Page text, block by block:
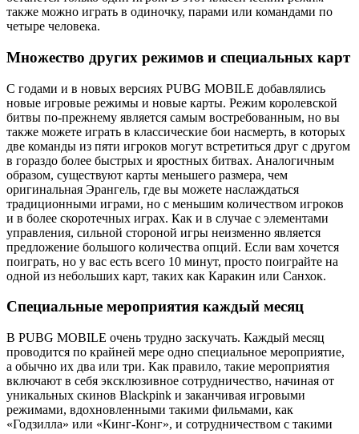
также можно играть в одиночку, парами или командами по
четыре человека.
Множество других режимов и специальных карт
С годами и в новых версиях PUBG MOBILE добавлялись
новые игровые режимы и новые карты. Режим королевской
битвы по-прежнему является самым востребованным, но вы
также можете играть в классические бои насмерть, в которых
две команды из пяти игроков могут встретиться друг с другом
в гораздо более быстрых и яростных битвах. Аналогичным
образом, существуют карты меньшего размера, чем
оригинальная Эрангель, где вы можете наслаждаться
традиционными играми, но с меньшим количеством игроков
и в более скоротечных играх. Как и в случае с элементами
управления, сильной стороной игры неизменно является
предложение большого количества опций. Если вам хочется
поиграть, но у вас есть всего 10 минут, просто поиграйте на
одной из небольших карт, таких как Каракин или Санхок.
Специальные мероприятия каждый месяц
В PUBG MOBILE очень трудно заскучать. Каждый месяц
проводится по крайней мере одно специальное мероприятие,
а обычно их два или три. Как правило, такие мероприятия
включают в себя эксклюзивное сотрудничество, начиная от
уникальных скинов Blackpink и заканчивая игровыми
режимами, вдохновленными такими фильмами, как
«Годзилла» или «Кинг-Конг», и сотрудничеством с такими